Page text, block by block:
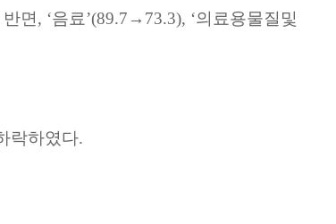
반면 , ‘음료’(89.7→73.3), ‘의료용물질및
락하였다.